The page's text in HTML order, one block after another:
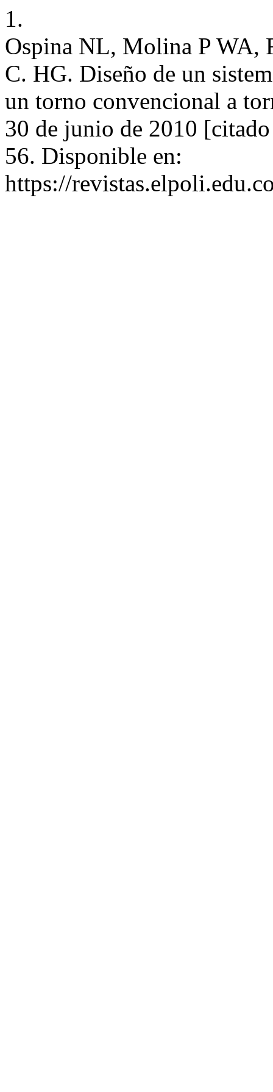
1.
Ospina NL, Molina P WA,
C. HG. Diseño de un
un torno convencional a
30 de junio de 2010
56. Disponible en:
https://